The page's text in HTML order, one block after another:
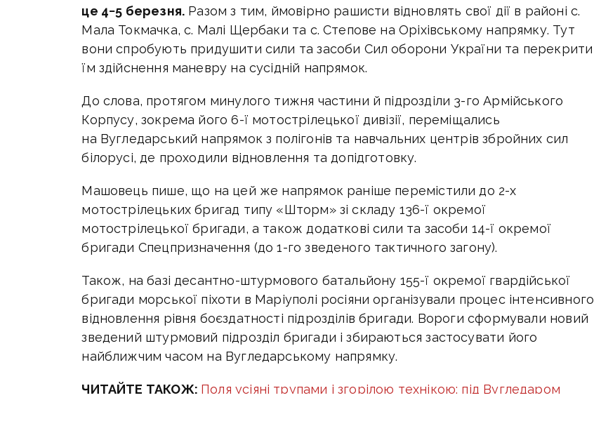
це 4−5 березня. Разом з тим, ймовірно рашисти відновлять свої дії в районі с.
Мала Токмачка, с. Малі Щербаки та с. Степове на Оріхівському напрямку. Тут
вони спробують придушити сили та засоби Сил оборони України та перекрити
їм здійснення маневру на сусідній напрямок.
До слова, протягом минулого тижня частини й підрозділи 3-го Армійського
Корпусу, зокрема його 6-ї мотострілецької дивізії, переміщались
на Вугледарський напрямок з полігонів та навчальних центрів збройних сил
білорусі, де проходили відновлення та допідготовку.
Машовець пише, що на цей же напрямок раніше перемістили до 2-х
мотострілецьких бригад типу «Шторм» зі складу 136-ї окремої
мотострілецької бригади, а також додаткові сили та засоби 14-ї окремої
бригади Спецпризначення (до 1-го зведеного тактичного загону).
Також, на базі десантно-штурмового батальйону 155-ї окремої гвардійської
бригади морської піхоти в Маріуполі росіяни організували процес інтенсивного
відновлення рівня боєздатності підрозділів бригади. Вороги сформували новий
зведений штурмовий підрозділ бригади і збираються застосувати його
найближчим часом на Вугледарському напрямку.
ЧИТАЙТЕ ТАКОЖ: Поля усіяні трупами і згорілою технікою: під Вугледаром